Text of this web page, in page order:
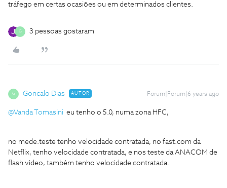
tráfego em certas ocasiões ou em determinados clientes.
G 3 pessoas gostaram
G Goncalo Dias AUTOR Forum|Forum|6 years ago
@Vanda Tomasini eu tenho o 5.0, numa zona HFC,
no mede.teste tenho velocidade contratada, no fast.com da
Netflix, tenho velocidade contratada, e nos teste da ANACOM de
flash video, também tenho velocidade contratada.